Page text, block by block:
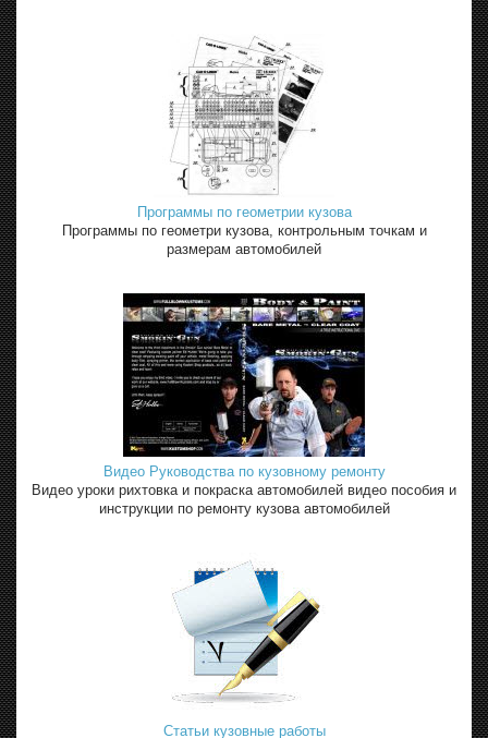
Программы по геометрии кузова
Программы по геометри кузова, контрольным точкам и
размерам автомобилей
Видео Руководства по кузовному ремонту
Видео уроки рихтовка и покраска автомобилей видео пособия и
инструкции по ремонту кузова автомобилей
Статьи кузовные работы